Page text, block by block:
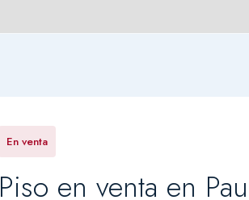
En venta
Piso en venta en